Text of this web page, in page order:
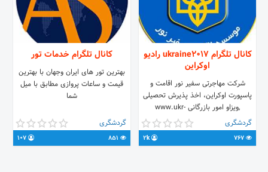
کانال تلگرام ukraine2017 رادیو
اوکراین
شرکت مهاجرتی سفیر نور اقامت و
پاسپورت اوکراین، اخذ پذیرش تحصیلی
,ویزاو امور بازرگانی www.ukr-
visa.com ☎️ 02128424794
02128427363 تماس ساعات اداری
یکشنبه تا پنجشنبه ۹ الی ۱۸ عصر شماره
گردشگری
2k
کانال تلگرام خدمات تور
بهترین تور های ایران وجهان با بهترین
قیمت و ساعات پروازی مطابق با میل
شما
گردشگری